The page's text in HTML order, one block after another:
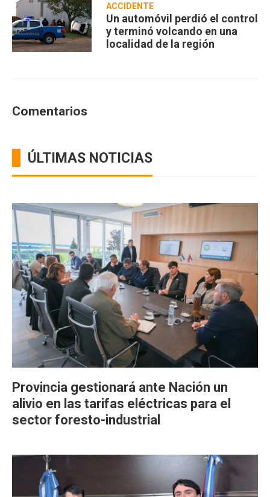
ACCIDENTE
Un automóvil perdió el control
y terminó volcando en una
localidad de la región
Comentarios
ÚLTIMAS NOTICIAS
Provincia gestionará ante Nación un
alivio en las tarifas eléctricas para el
sector foresto-industrial